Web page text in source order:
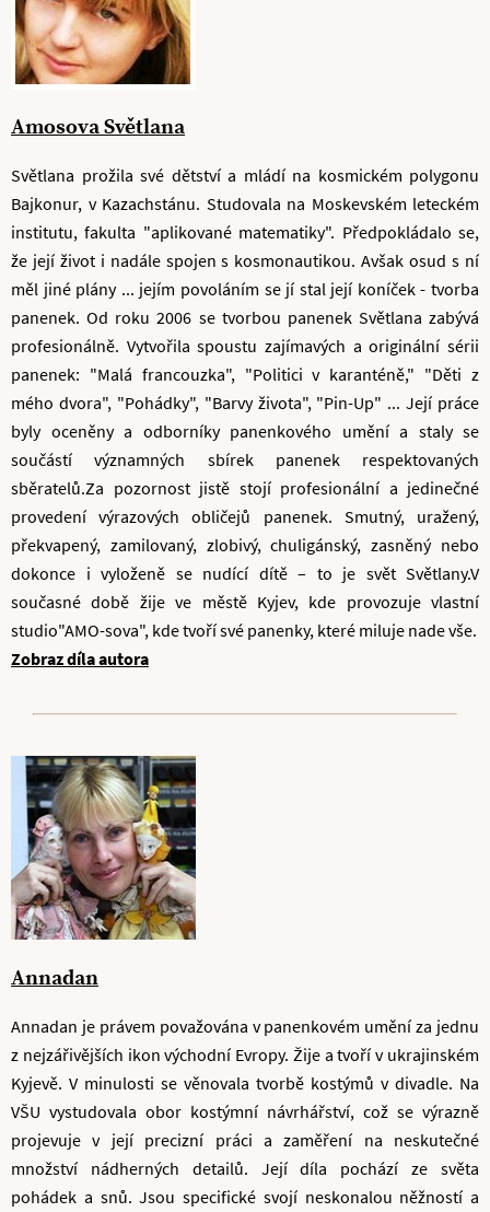
Amosova Světlana
Světlana prožila své dětství a mládí na kosmickém polygonu
Bajkonur, v Kazachstánu. Studovala na Moskevském leteckém
institutu, fakulta "aplikované matematiky". Předpokládalo se,
že její život i nadále spojen s kosmonautikou. Avšak osud s ní
měl jiné plány ... jejím povoláním se jí stal její koníček - tvorba
panenek. Od roku 2006 se tvorbou panenek Světlana zabývá
profesionálně. Vytvořila spoustu zajímavých a originální sérii
panenek: "Malá francouzka", "Politici v karanténě," "Děti z
mého dvora", "Pohádky", "Barvy života", "Pin-Up" ... Její práce
byly oceněny a odborníky panenkového umění a staly se
součástí významných sbírek panenek respektovaných
sběratelů.Za pozornost jistě stojí profesionální a jedinečné
provedení výrazových obličejů panenek. Smutný, uražený,
překvapený, zamilovaný, zlobivý, chuligánský, zasněný nebo
dokonce i vyloženě se nudící dítě – to je svět Světlany.V
současné době žije ve městě Kyjev, kde provozuje vlastní
studio"AMO-sova", kde tvoří své panenky, které miluje nade vše.
Zobraz díla autora
Annadan
Annadan je právem považována v panenkovém umění za jednu
z nejzářivějších ikon východní Evropy. Žije a tvoří v ukrajinském
Kyjevě. V minulosti se věnovala tvorbě kostýmů v divadle. Na
VŠU vystudovala obor kostýmní návrhářství, což se výrazně
projevuje v její precizní práci a zaměření na neskutečné
množství nádherných detailů. Její díla pochází ze světa
pohádek a snů. Jsou specifické svojí neskonalou něžností a